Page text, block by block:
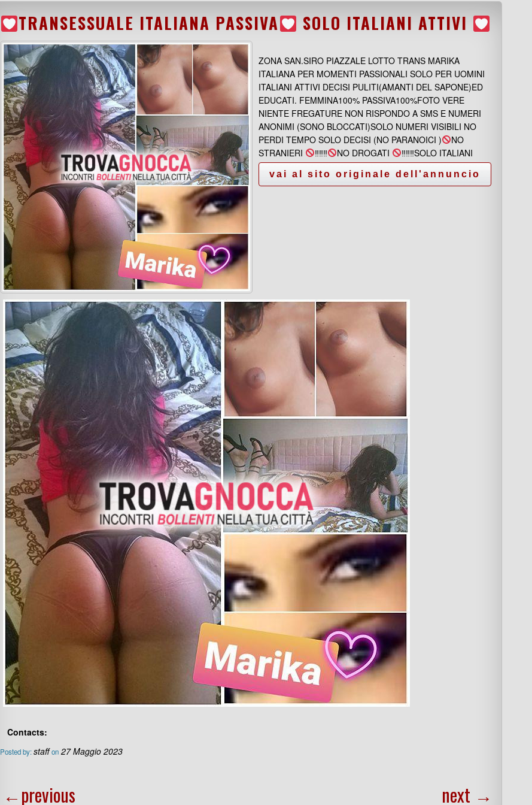
TRANSESSUALE ITALIANA PASSIVA SOLO ITALIANI ATTIVI
ZONA SAN.SIRO PIAZZALE LOTTO TRANS MARIKA
ITALIANA PER MOMENTI PASSIONALI SOLO PER UOMINI
ITALIANI ATTIVI DECISI PULITI(AMANTI DEL SAPONE)ED
EDUCATI. FEMMINA100% PASSIVA100%FOTO VERE
NIENTE FREGATURE NON RISPONDO A SMS E NUMERI
ANONIMI (SONO BLOCCATI)SOLO NUMERI VISIBILI NO
PERDI TEMPO SOLO DECISI (NO PARANOICI )
NO
STRANIERI
‼‼‼ NO DROGATI ‼‼‼SOLO ITALIANI
Contacts:
Posted by:staff on 27 Maggio 2023
←previous next →